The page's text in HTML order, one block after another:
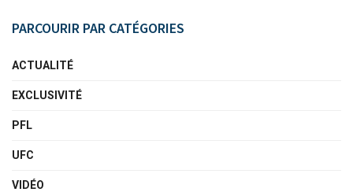
PARCOURIR PAR CATÉGORIES
ACTUALITÉ
EXCLUSIVITÉ
PFL
UFC
VIDÉO